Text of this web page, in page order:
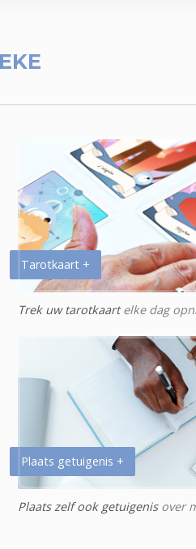
Tarotkaart +
Trek uw tarotkaartelke dag
Plaats getuigenis +
Plaats zelf ook getuigenisover